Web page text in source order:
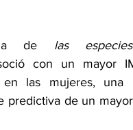
de las
con un mayor
las mujeres, una
predictiva de un